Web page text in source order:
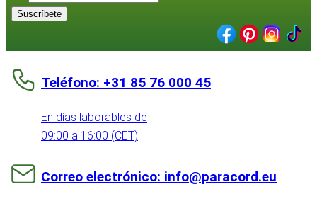
Suscríbete
Teléfono: +31 85 76 000 45
En días laborables de
09:00 a 16:00 (CET)
Correo electrónico: info@paracord.eu